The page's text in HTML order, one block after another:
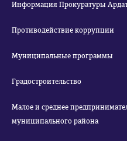
Информация Прокуратуры
Противодействие коррупции
Муниципальные программы
Градостроительство
Малое и среднее
муниципального района